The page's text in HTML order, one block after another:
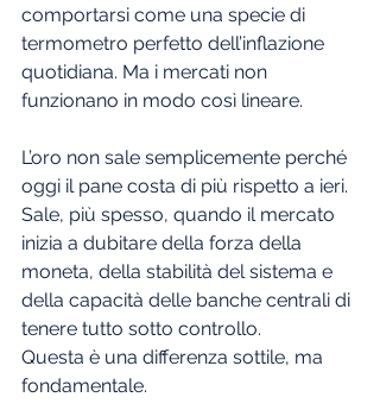
comportarsi come una specie di
termometro perfetto dell’inflazione
quotidiana. Ma i mercati non
funzionano in modo così lineare.
L’oro non sale semplicemente perché
oggi il pane costa di più rispetto a ieri.
Sale, più spesso, quando il mercato
inizia a dubitare della forza della
moneta, della stabilità del sistema e
della capacità delle banche centrali di
tenere tutto sotto controllo.
Questa è una differenza sottile, ma
fondamentale.